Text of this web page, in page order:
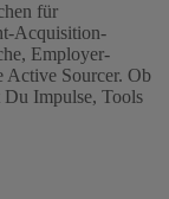
für
Acquisition-
Employer-
Active Sourcer. Ob
Impulse, Tools